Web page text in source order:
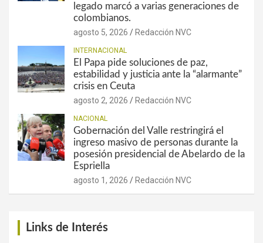
legado marcó a varias generaciones de
colombianos.
agosto 5, 2026 Redacción NVC
INTERNACIONAL
El Papa pide soluciones de paz,
estabilidad y justicia ante la “alarmante”
crisis en Ceuta
agosto 2, 2026 Redacción NVC
NACIONAL
Gobernación del Valle restringirá el
ingreso masivo de personas durante la
posesión presidencial de Abelardo de la
Espriella
agosto 1, 2026 Redacción NVC
Links de Interés